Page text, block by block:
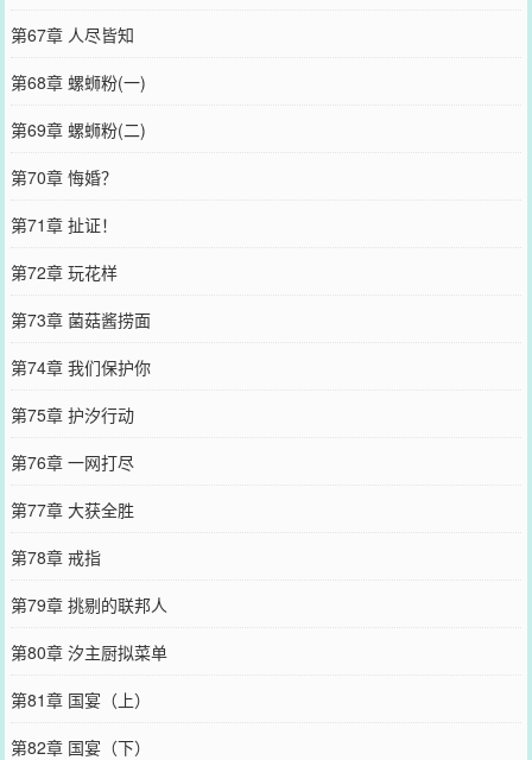
第67章 人尽皆知
第68章 螺蛳粉(一)
第69章 螺蛳粉(二)
第70章 悔婚？
第71章 扯证！
第72章 玩花样
第73章 菌菇酱捞面
第74章 我们保护你
第75章 护汐行动
第76章 一网打尽
第77章 大获全胜
第78章 戒指
第79章 挑剔的联邦人
第80章 汐主厨拟菜单
第81章 国宴（上）
第82章 国宴（下）